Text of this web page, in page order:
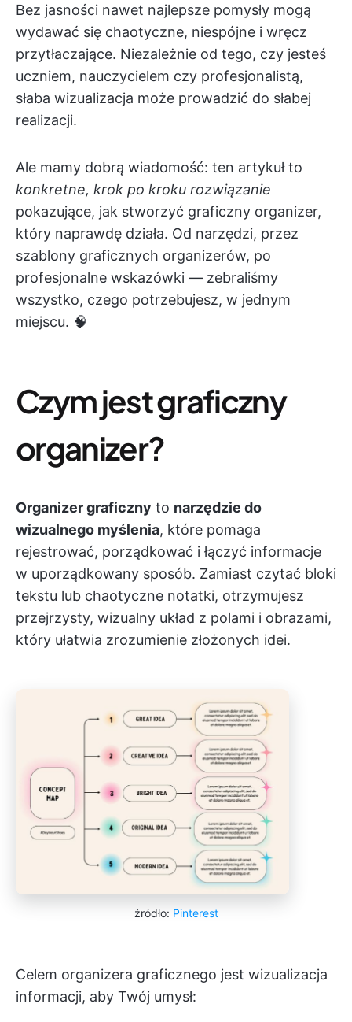
Bez jasności nawet najlepsze pomysły mogą
wydawać się chaotyczne, niespójne i wręcz
przytłaczające. Niezależnie od tego, czy jesteś
uczniem, nauczycielem czy profesjonalistą,
słaba wizualizacja może prowadzić do słabej
realizacji.
Ale mamy dobrą wiadomość: ten artykuł to
konkretne, krok po kroku rozwiązanie
pokazujące, jak stworzyć graficzny organizer,
który naprawdę działa. Od narzędzi, przez
szablony graficznych organizerów, po
profesjonalne wskazówki — zebraliśmy
wszystko, czego potrzebujesz, w jednym
miejscu. 🧠
Czym jest graficzny
organizer?
Organizer graficzny to narzędzie do
wizualnego myślenia, które pomaga
rejestrować, porządkować i łączyć informacje
w uporządkowany sposób. Zamiast czytać bloki
tekstu lub chaotyczne notatki, otrzymujesz
przejrzysty, wizualny układ z polami i obrazami,
który ułatwia zrozumienie złożonych idei.
źródło: Pinterest
Celem organizera graficznego jest wizualizacja
informacji, aby Twój umysł: